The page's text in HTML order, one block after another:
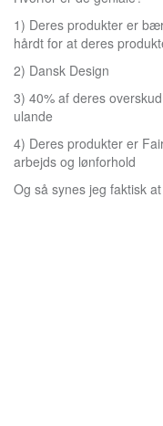
1) Deres produkter er
hårdt for at deres
2) Dansk Design
3) 40% af deres
ulande
4) Deres produkter er
arbejds og lønforhold
Og så synes jeg faktisk